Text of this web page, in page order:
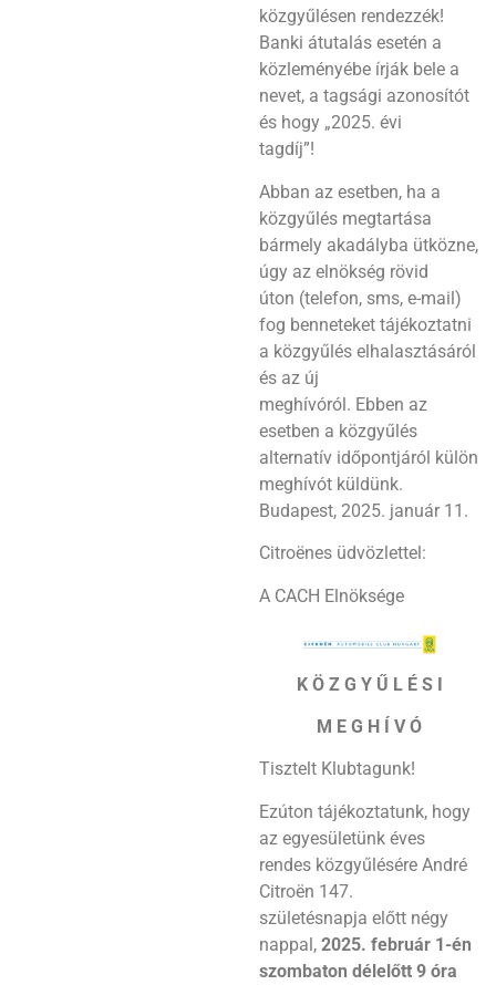
közgyűlésen rendezzék!
Banki átutalás esetén a
közleményébe írják bele a
nevet, a tagsági azonosítót
és hogy „2025. évi
tagdíj”!
Abban az esetben, ha a
közgyűlés megtartása
bármely akadályba ütközne,
úgy az elnökség rövid
úton (telefon, sms, e-mail)
fog benneteket tájékoztatni
a közgyűlés elhalasztásáról
és az új
meghívóról. Ebben az
esetben a közgyűlés
alternatív időpontjáról külön
meghívót küldünk.
Budapest, 2025. január 11.
Citroënes üdvözlettel:
A CACH Elnöksége
K Ö Z G Y Ű L É S I
M E G H Í V Ó
Tisztelt Klubtagunk!
Ezúton tájékoztatunk, hogy
az egyesületünk éves
rendes közgyűlésére André
Citroën 147.
születésnapja előtt négy
nappal, 2025. február 1-én
szombaton délelőtt 9 óra